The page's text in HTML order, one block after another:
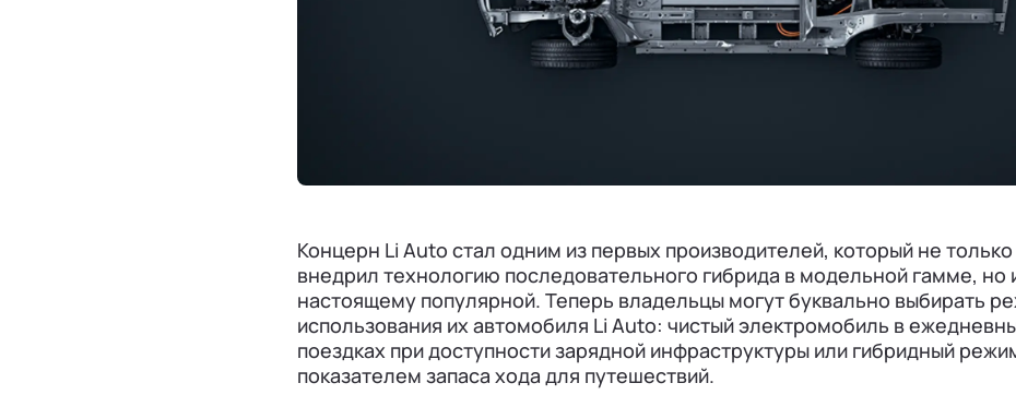
Концерн Li Auto стал одним из первых производителей, который не
внедрил технологию последовательного гибрида в модельной гамме, но
настоящему популярной. Теперь владельцы могут буквально выбирать
использования их автомобиля Li Auto: чистый электромобиль в
поездках при доступности зарядной инфраструктуры или гибридный
показателем запаса хода для путешествий.